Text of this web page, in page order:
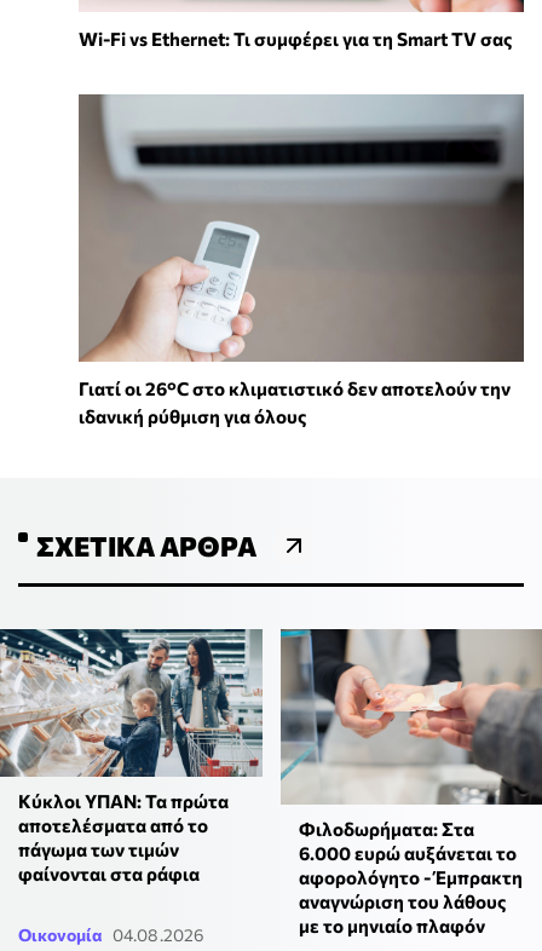
Wi-Fi vs Ethernet: Τι συμφέρει για τη Smart TV σας
Γιατί οι 26°C στο κλιματιστικό δεν αποτελούν την
ιδανική ρύθμιση για όλους
ΣΧΕΤΙΚΆ ΆΡΘΡΑ
Κύκλοι ΥΠΑΝ: Τα πρώτα
αποτελέσματα από το
πάγωμα των τιμών
φαίνονται στα ράφια
Οικονομία 04.08.2026
Φιλοδωρήματα: Στα
6.000 ευρώ αυξάνεται το
αφορολόγητο - Έμπρακτη
αναγνώριση του λάθους
με το μηνιαίο πλαφόν